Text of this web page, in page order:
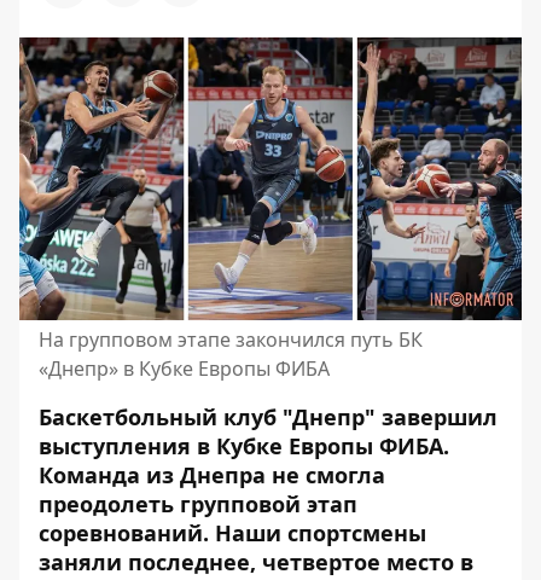
На групповом этапе закончился путь БК
«Днепр» в Кубке Европы ФИБА
Баскетбольный клуб "Днепр" завершил
выступления в Кубке Европы ФИБА.
Команда из Днепра не смогла
преодолеть групповой этап
соревнований. Наши спортсмены
заняли последнее, четвертое место в